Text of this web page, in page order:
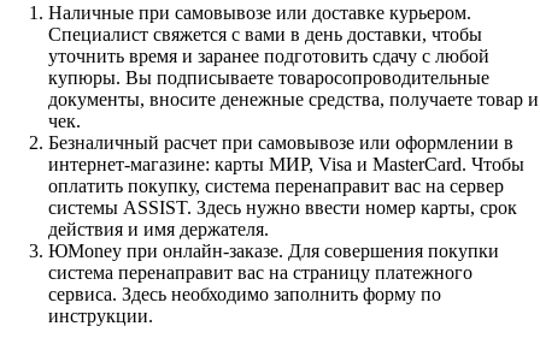
Наличные при самовывозе или доставке курьером.
Специалист свяжется с вами в день доставки, чтобы
уточнить время и заранее подготовить сдачу с любой
купюры. Вы подписываете товаросопроводительные
документы, вносите денежные средства, получаете товар и
чек.
Безналичный расчет при самовывозе или оформлении в
интернет-магазине: карты МИР, Visa и MasterCard. Чтобы
оплатить покупку, система перенаправит вас на сервер
системы ASSIST. Здесь нужно ввести номер карты, срок
действия и имя держателя.
ЮMoney при онлайн-заказе. Для совершения покупки
система перенаправит вас на страницу платежного
сервиса. Здесь необходимо заполнить форму по
инструкции.